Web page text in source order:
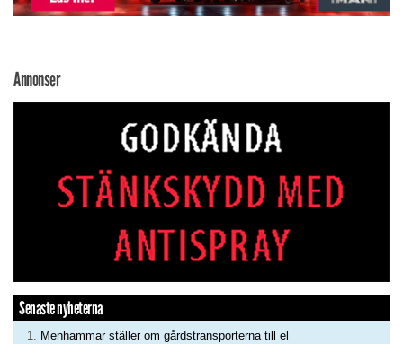
Annonser
Senaste nyheterna
Menhammar ställer om gårdstransporterna till el